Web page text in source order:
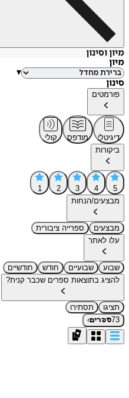
מיון וסינון
מיון
▾
סינון
פורמטים
דיגיטלי מודפס
קולי
ביקורות
5
4
3
2
1
מבצעים/הנחות
מבצעים
ספרייה ציבורית
עלו לאתר
שבוע שבועיים חודש
חודשיים
להציג בתוצאות ספרים שכבר קנית?
תציגו
תסתירו
73ספרים›